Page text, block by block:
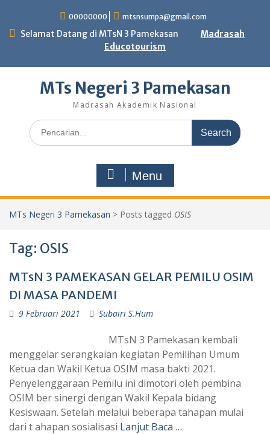
content
00000000 mtsnsumpa@gmail.com
Selamat Datang di MTsN 3 Pamekasan
Madrasah
Educotourism
MTs Negeri 3 Pamekasan
Madrasah Akademik Nasional
Search
for:
Menu
MTs Negeri 3 Pamekasan > Posts tagged OSIS
Tag: OSIS
MTsN 3 PAMEKASAN GELAR PEMILU OSIM
DI MASA PANDEMI
9 Februari 2021 Subairi S.Hum
MTsN 3 Pamekasan kembali
menggelar serangkaian kegiatan Pemilihan Umum
Ketua dan Wakil Ketua OSIM masa bakti 2021.
Penyelenggaraan Pemilu ini dimotori oleh pembina
OSIM ber sinergi dengan Wakil Kepala bidang
Kesiswaan. Setelah melalui beberapa tahapan mulai
dari t ahapan sosialisasi Lanjut Baca …